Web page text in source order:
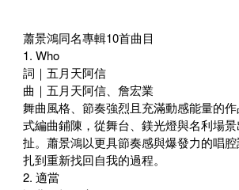
蕭景鴻同名專輯10首曲目
1. Who
詞｜五月天阿信
曲｜五月天阿信、詹宏業
舞曲風格、節奏強烈且充滿動感能量的
式編曲鋪陳，從舞台、鎂光燈與名利場
扯。蕭景鴻以更具節奏感與爆發力的唱
扎到重新找回自我的過程。
2. 適當